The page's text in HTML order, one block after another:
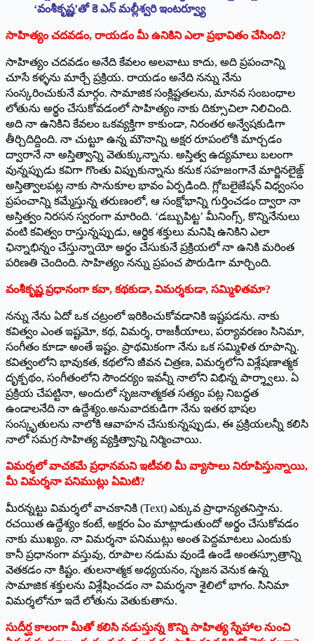
‘వంశీకృష్ణ’తో కె ఎన్ మల్లీశ్వరి ఇంటర్వ్యూ
సాహిత్యం చదవడం, రాయడం మీ ఉనికిని ఎలా ప్రభావితం చేసింది?
సాహిత్యం చదవడం అనేది కేవలం అలవాటు కాదు, అది ప్రపంచాన్ని
చూసే కళ్ళను మార్చే ప్రక్రియ. రాయడం అనేది నన్ను నేను
సంస్కరించుకునే మార్గం. సామాజిక సంక్లిష్టతలను, మానవ సంబంధాల
లోతును అర్థం చేసుకోవడంలో సాహిత్యం నాకు దిక్సూచిలా నిలిచింది.
అది నా ఉనికిని కేవలం ఒకవ్యక్తిగా కాకుండా, నిరంతర అన్వేషకుడిగా
తీర్చిదిద్దింది. నా చుట్టూ ఉన్న మౌనాన్ని అక్షర రూపంలోకి మార్చడం
ద్వారానే నా అస్తిత్వాన్ని వెతుక్కున్నాను. అస్తిత్వ ఉద్యమాలు బలంగా
వున్నప్పుడు కవిగా గొంతు విప్పుకున్నాను కనుక సహజంగానే మార్జినలైజ్డ్
అస్తిత్వాలపట్ల నాకు సానుకూల భావం ఏర్పడింది. గ్లోబలైజేషన్ విధ్వంసం
ప్రపంచాన్ని కమ్మేస్తున్న తరుణంలో, ఆ సంక్షోభాన్ని గుర్తించడం ద్వారా నా
అస్తిత్వం నిరసన స్వరంగా మారింది. ‘డబ్బుపిట్ట’ మీనింగ్స్, కొన్నినేనులు
వంటి కవిత్వం రాస్తున్నప్పుడు, ఆర్థిక శక్తులు మనిషి ఉనికిని ఎలా
ఛిన్నాభిన్నం చేస్తున్నాయో అర్థం చేసుకునే ప్రక్రియలో నా ఉనికి మరింత
పరిణతి చెందింది. సాహిత్యం నన్ను ప్రపంచ పౌరుడిగా మార్చింది.
వంశీకృష్ణ ప్రధానంగా కవా, కథకుడా, విమర్శకుడా, సమ్మిళితమా?
నన్ను నేను ఏదో ఒక చట్రంలో ఇరికించుకోవడానికి ఇష్టపడను. నాకు
కవిత్వం ఎంత ఇష్టమో, కథ, విమర్శ, రాజకీయాలు, పర్యావరణం సినిమా,
సంగీతం కూడా అంతే ఇష్టం. ప్రాథమికంగా నేను ఒక సమ్మిళిత రూపాన్ని.
కవిత్వంలోని భావుకత, కథలోని జీవన చిత్రణ, విమర్శలోని విశ్లేషణాత్మక
దృక్పథం, సంగీతంలోని సౌందర్యం ఇవన్నీ నాలోని విభిన్న పార్శ్వాలు. ఏ
ప్రక్రియ చేపట్టినా, అందులో సృజనాత్మకత సత్యం పట్ల నిబద్ధత
ఉండాలనేది నా ఉద్దేశ్యం.అనువాదకుడిగా నేను ఇతర భాషల
సంస్కృతులను నాలోకి ఆవాహన చేసుకున్నప్పుడు, ఈ ప్రక్రియలన్నీ కలిసి
నాలో సమగ్ర సాహిత్య వ్యక్తిత్వాన్ని నిర్మించాయి.
విమర్శలో వాచకమే ప్రధానమని ఇటీవలి మీ వ్యాసాలు నిరూపిస్తున్నాయి,
మీ విమర్శనా పనిముట్లు ఏమిటి?
మీరన్నట్టు విమర్శలో వాచకానికి (Text) ఎక్కువ ప్రాధాన్యతనిస్తాను.
రచయిత ఉద్దేశ్యం కంటే, అక్షరం ఏం మాట్లాడుతుందో అర్థం చేసుకోవడం
నాకు ముఖ్యం. నా విమర్శనా పనిముట్లు అంత పెద్దమాటలు ఎందుకు
కానీ ప్రధానంగా వస్తువు, రూపాల నడుమ వుండే ఉండే అంతస్సూత్రాన్ని
వెతకడం నా కిష్టం. తులనాత్మక అధ్యయనం, సృజన వెనుక ఉన్న
సామాజిక శక్తులను విశ్లేషించడం నా విమర్శనా శైలిలో భాగం. సినిమా
విమర్శలోనూ ఇదే లోతును వెతుకుతాను.
సుదీర్ఘ కాలంగా మీతో కలిసి నడుస్తున్న కొన్ని సాహిత్య స్నేహాల నుంచి